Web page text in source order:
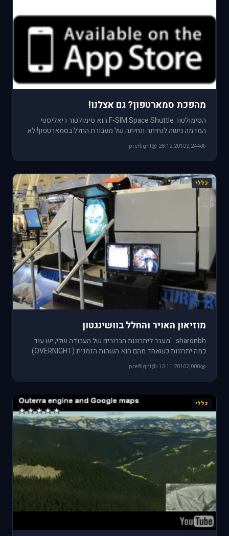
מהפכת סמארטפון? גם אצלנו!
הסימולטור F-SIM Space Shuttle הוא סימולטור ריאליסטי
המדמה גישה לנחיתה ונחיתה של מעבורת החלל בסמארטפון! לא
2,244
28.12.2010
·
@preflight
כללי
מוזיאון האויר והחלל בוושינגטון
sharonbh: "מעבר ליתרונות הברורים של העבודה שלי, יש עוד
כמה יתרונות כשאחד מהם הוא השהות הזמנית (OVERNIGHT)
2,000
13.11.2010
·
@preflight
כללי